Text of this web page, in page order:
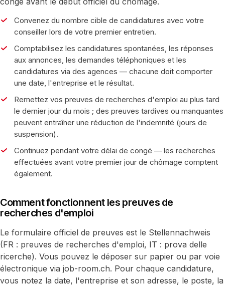
Convenez du nombre cible de candidatures avec votre
conseiller lors de votre premier entretien.
Comptabilisez les candidatures spontanées, les réponses
aux annonces, les demandes téléphoniques et les
candidatures via des agences — chacune doit comporter
une date, l'entreprise et le résultat.
Remettez vos preuves de recherches d'emploi au plus tard
le dernier jour du mois ; des preuves tardives ou manquantes
peuvent entraîner une réduction de l'indemnité (jours de
suspension).
Continuez pendant votre délai de congé — les recherches
effectuées avant votre premier jour de chômage comptent
également.
Comment fonctionnent les preuves de
recherches d'emploi
Le formulaire officiel de preuves est le Stellennachweis
(FR : preuves de recherches d'emploi, IT : prova delle
ricerche). Vous pouvez le déposer sur papier ou par voie
électronique via job-room.ch. Pour chaque candidature,
vous notez la date, l'entreprise et son adresse, le poste, la